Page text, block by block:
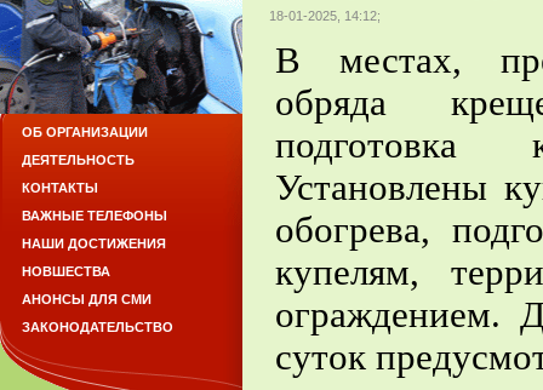
18-01-2025, 14:12;
В местах,
обряда
подготовка
Установлены
обогрева,
купелям,
ограждением.
суток
ОБ ОРГАНИЗАЦИИ
ДЕЯТЕЛЬНОСТЬ
КОНТАКТЫ
ВАЖНЫЕ ТЕЛЕФОНЫ
НАШИ ДОСТИЖЕНИЯ
НОВШЕСТВА
АНОНСЫ ДЛЯ СМИ
ЗАКОНОДАТЕЛЬСТВО